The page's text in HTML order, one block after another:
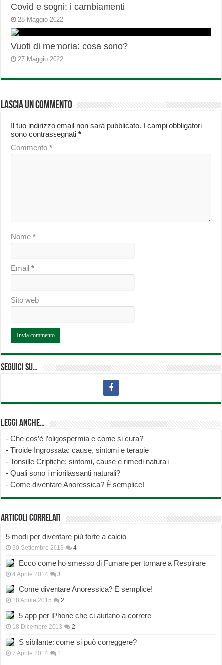
Covid e sogni: i cambiamenti
28 Maggio 2022
Vuoti di memoria: cosa sono?
27 Maggio 2022
Lascia un commento
Il tuo indirizzo email non sarà pubblicato. I campi obbligatori
sono contrassegnati*
Commento*
Nome*
Email*
Sito web
Seguici su…
Leggi anche…
-Che cos’è l’oligospermia e come si cura?
-Tiroide Ingrossata: cause, sintomi e terapie
-Tonsille Criptiche: sintomi, cause e rimedi naturali
-Quali sono i miorilassanti naturali?
-Come diventare Anoressica? È semplice!
Articoli correlati
5 modi per diventare più forte a calcio
30 Settembre 2013 4
Ecco come ho smesso di Fumare per tornare a Respirare
4 Aprile 2014 3
Come diventare Anoressica? È semplice!
18 Aprile 2015 2
5 app per iPhone che ci aiutano a correre
18 Dicembre 2013 2
S sibilante: come si può correggere?
7 Aprile 2014 1